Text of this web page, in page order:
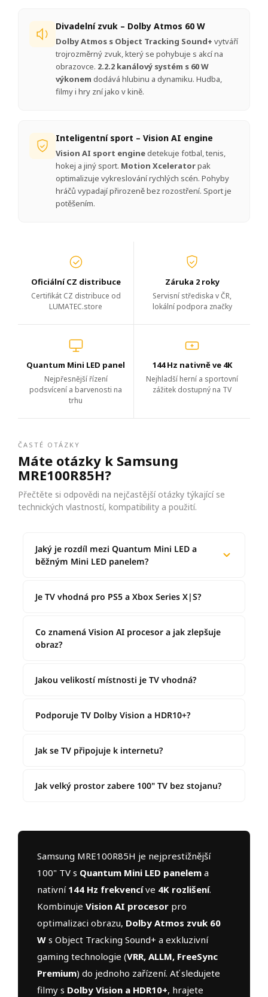
Divadelní zvuk – Dolby Atmos 60 W
Dolby Atmos s Object Tracking Sound+ vytváří
trojrozměrný zvuk, který se pohybuje s akcí na
obrazovce. 2.2.2 kanálový systém s 60 W
výkonem dodává hlubinu a dynamiku. Hudba,
filmy i hry zní jako v kině.
Inteligentní sport – Vision AI engine
Vision AI sport enginedetekuje fotbal, tenis,
hokej a jiný sport. Motion Xceleratorpak
optimalizuje vykreslování rychlých scén. Pohyby
hráčů vypadají přirozeně bez rozostření. Sport je
potěšením.
Oficiální CZ distribuce
Certifikát CZ distribuce od
LUMATEC.store
Záruka 2 roky
Servisní střediska v ČR,
lokální podpora značky
Quantum Mini LED panel
Nejpřesnější řízení
podsvícení a barvenosti na
trhu
144 Hz nativně ve 4K
Nejhladší herní a sportovní
zážitek dostupný na TV
ČASTÉ OTÁZKY
Máte otázky k Samsung
MRE100R85H?
Přečtěte si odpovědi na nejčastější otázky týkající se
technických vlastností, kompatibility a použití.
Jaký je rozdíl mezi Quantum Mini LED a
běžným Mini LED panelem?
Je TV vhodná pro PS5 a Xbox Series X|S?
Co znamená Vision AI procesor a jak zlepšuje
obraz?
Jakou velikostí místnosti je TV vhodná?
Podporuje TV Dolby Vision a HDR10+?
Jak se TV připojuje k internetu?
Jak velký prostor zabere 100" TV bez stojanu?
Samsung MRE100R85H je nejprestižnější
100" TV s Quantum Mini LED panelem a
nativní 144 Hz frekvencíve 4K rozlišení.
Kombinuje Vision AI procesor pro
optimalizaci obrazu, Dolby Atmos zvuk 60
W s Object Tracking Sound+ a exkluzivní
gaming technologie (VRR, ALLM, FreeSync
Premium) do jednoho zařízení. Ať sledujete
filmy s Dolby Vision a HDR10+, hrajete